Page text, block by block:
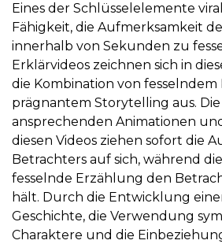
Eines der Schlüsselelemente
Fähigkeit, die Aufmerksamkeit
innerhalb von Sekunden zu
Erklärvideos zeichnen sich in
die Kombination von
prägnantem Storytelling aus. Die
ansprechenden Animationen
diesen Videos ziehen sofort die
Betrachters auf sich, während
fesselnde Erzählung den
hält. Durch die Entwicklung
Geschichte, die Verwendung
Charaktere und die